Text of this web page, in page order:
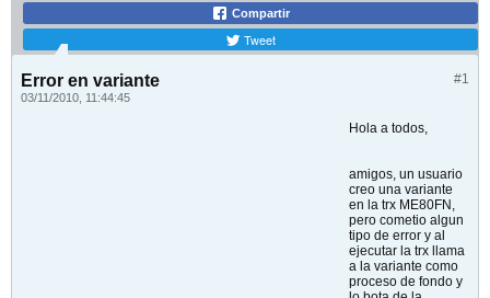
Compartir
Tweet
#1
Error en variante
03/11/2010, 11:44:45
Hola a todos,
amigos, un usuario
creo una variante
en la trx ME80FN,
pero cometio algun
tipo de error y al
ejecutar la trx llama
a la variante como
proceso de fondo y